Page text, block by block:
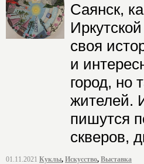
Саянск,
своя
и
город, но
жителей.
пишутся
скверов,
01.11.2021 Куклы, Искусство, Выставка